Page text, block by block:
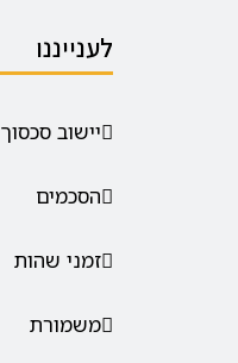
לענייננו
יישוב סכסוך
הסכמים
זמני שהות
משמורת